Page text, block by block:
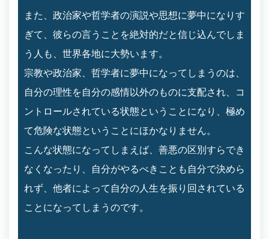
また、政治家や哲学者の演説や思想に夢中になりす
ぎて、彼らの言うことを絶対的だと信じ込んでしま
う人も、世界各地に大勢います。
宗教や政治家、哲学者に夢中になってしまうのは、
自分の理性を自分の感情以外のものに支配され、コ
ントロールされている状態ということになり、極め
て危険な状態ということにほかなりません。
こんな状態になってしまえば、善悪の区別すらでき
なくなったり、自分がやるべきことも自分で決めら
れず、他者によって自分の人生を振り回されている
ことになってしまうのです。